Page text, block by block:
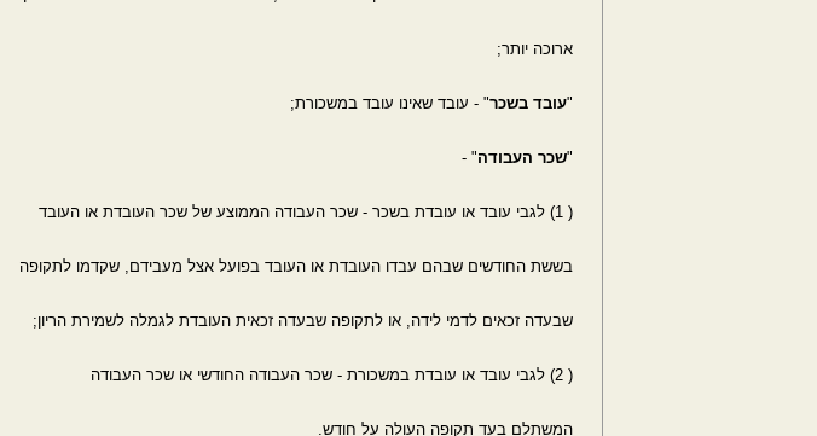
ארוכה יותר;
"עובד בשכר" - עובד שאינו עובד במשכורת;
"שכר העבודה" -
( 1) לגבי עובד או עובדת בשכר - שכר העבודה הממוצע של שכר העובדת או העובד
בששת החודשים שבהם עבדו העובדת או העובד בפועל אצל מעבידם, שקדמו לתקופה
שבעדה זכאים לדמי לידה, או לתקופה שבעדה זכאית העובדת לגמלה לשמירת הריון;
( 2) לגבי עובד או עובדת במשכורת - שכר העבודה החודשי או שכר העבודה
המשתלם בעד תקופה העולה על חודש.